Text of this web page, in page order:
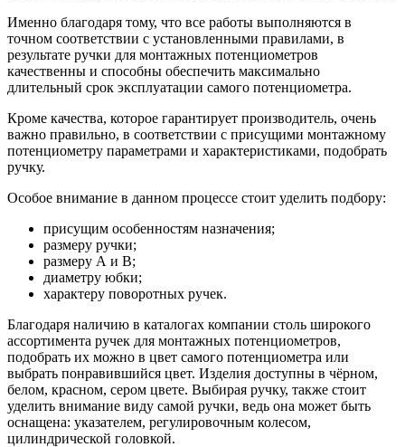
Именно благодаря тому, что все работы выполняются в
точном соответствии с установленными правилами, в
результате ручки для монтажных потенциометров
качественны и способны обеспечить максимально
длительный срок эксплуатации самого потенциометра.
Кроме качества, которое гарантирует производитель, очень
важно правильно, в соответствии с присущими монтажному
потенциометру параметрами и характеристиками, подобрать
ручку.
Особое внимание в данном процессе стоит уделить подбору:
присущим особенностям назначения;
размеру ручки;
размеру А и В;
диаметру юбки;
характеру поворотных ручек.
Благодаря наличию в каталогах компании столь широкого
ассортимента ручек для монтажных потенциометров,
подобрать их можно в цвет самого потенциометра или
выбрать понравившийся цвет. Изделия доступны в чёрном,
белом, красном, сером цвете. Выбирая ручку, также стоит
уделить внимание виду самой ручки, ведь она может быть
оснащена: указателем, регулировочным колесом,
цилиндрической головкой.